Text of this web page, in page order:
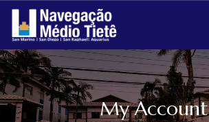
My Account